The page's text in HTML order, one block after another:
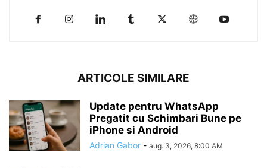
ARTICOLE SIMILARE
Update pentru WhatsApp
Pregatit cu Schimbari Bune pe
iPhone si Android
Adrian Gabor - aug. 3, 2026, 8:00 AM